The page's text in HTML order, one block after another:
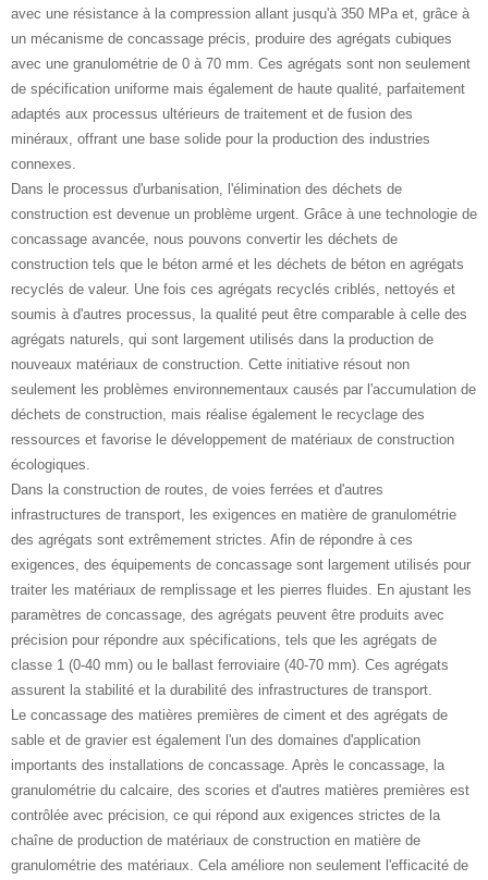
avec une résistance à la compression allant jusqu'à 350 MPa et, grâce à
un mécanisme de concassage précis, produire des agrégats cubiques
avec une granulométrie de 0 à 70 mm. Ces agrégats sont non seulement
de spécification uniforme mais également de haute qualité, parfaitement
adaptés aux processus ultérieurs de traitement et de fusion des
minéraux, offrant une base solide pour la production des industries
connexes.
Dans le processus d'urbanisation, l'élimination des déchets de
construction est devenue un problème urgent. Grâce à une technologie de
concassage avancée, nous pouvons convertir les déchets de
construction tels que le béton armé et les déchets de béton en agrégats
recyclés de valeur. Une fois ces agrégats recyclés criblés, nettoyés et
soumis à d'autres processus, la qualité peut être comparable à celle des
agrégats naturels, qui sont largement utilisés dans la production de
nouveaux matériaux de construction. Cette initiative résout non
seulement les problèmes environnementaux causés par l'accumulation de
déchets de construction, mais réalise également le recyclage des
ressources et favorise le développement de matériaux de construction
écologiques.
Dans la construction de routes, de voies ferrées et d'autres
infrastructures de transport, les exigences en matière de granulométrie
des agrégats sont extrêmement strictes. Afin de répondre à ces
exigences, des équipements de concassage sont largement utilisés pour
traiter les matériaux de remplissage et les pierres fluides. En ajustant les
paramètres de concassage, des agrégats peuvent être produits avec
précision pour répondre aux spécifications, tels que les agrégats de
classe 1 (0-40 mm) ou le ballast ferroviaire (40-70 mm). Ces agrégats
assurent la stabilité et la durabilité des infrastructures de transport.
Le concassage des matières premières de ciment et des agrégats de
sable et de gravier est également l'un des domaines d'application
importants des installations de concassage. Après le concassage, la
granulométrie du calcaire, des scories et d'autres matières premières est
contrôlée avec précision, ce qui répond aux exigences strictes de la
chaîne de production de matériaux de construction en matière de
granulométrie des matériaux. Cela améliore non seulement l'efficacité de